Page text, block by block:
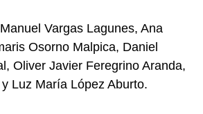
Vargas Lagunes, Ana
Osorno Malpica, Daniel
Oliver Javier Feregrino Aranda,
Luz María López Aburto.